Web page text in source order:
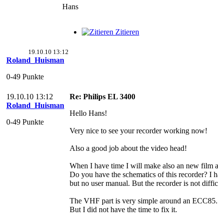
Hans
Zitieren
19.10.10 13:12
Roland_Huisman
0-49 Punkte
19.10.10 13:12
Roland_Huisman
0-49 Punkte
Re: Philips EL 3400
Hello Hans!
Very nice to see your recorder working now!
Also a good job about the video head!
When I have time I will make also an new film
Do you have the schematics of this recorder? I
but no user manual. But the recorder is not
The VHF part is very simple around an ECC85.
But I did not have the time to fix it.